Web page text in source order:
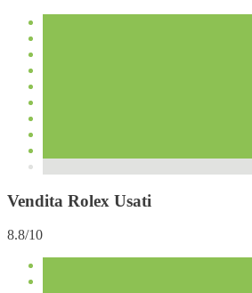
Vendita Rolex Usati
8.8/10